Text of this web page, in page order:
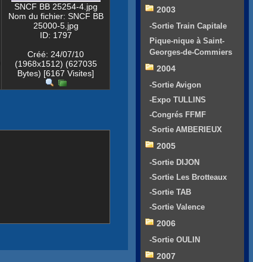
SNCF BB 25254-4.jpg
Nom du fichier: SNCF BB
25000-5.jpg
ID: 1797
Créé: 24/07/10
(1968x1512) (627035
Bytes) [6167 Visites]
2003
-Sortie Train Capitale
Pique-nique à Saint-
Georges-de-Commiers
2004
-Sortie Avigon
-Expo TULLINS
-Congrés FFMF
-Sortie AMBERIEUX
2005
-Sortie DIJON
-Sortie Les Brotteaux
-Sortie TAB
-Sortie Valence
2006
-Sortie OULIN
2007